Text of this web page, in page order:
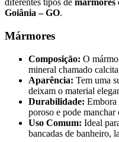
diferentes tipos de mármores
Goiânia – GO.
Mármores
Composição: O
mineral chamado
Aparência: Tem uma
deixam o material
Durabilidade: Embora
poroso e pode
Uso Comum: Ideal
bancadas de banheiro,